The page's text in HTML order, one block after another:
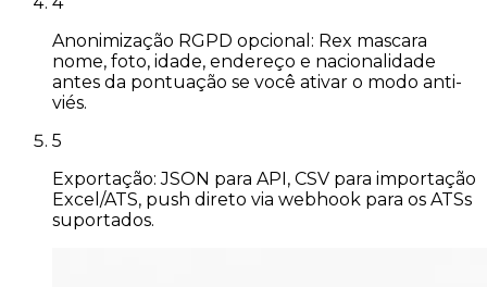
Anonimização RGPD opcional: Rex mascara
nome, foto, idade, endereço e nacionalidade
antes da pontuação se você ativar o modo anti-
viés.
5
Exportação: JSON para API, CSV para importação
Excel/ATS, push direto via webhook para os ATSs
suportados.